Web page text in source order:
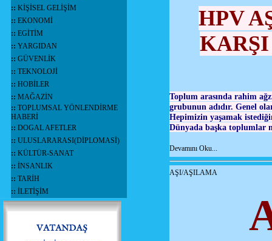
:: KİŞİSEL GELİŞİM
:: EKONOMİ
:: EGİTİM
:: YARGIDAN
:: GÜVENLİK
:: TEKNOLOJİ
:: HOBİLER
:: MAĞAZİN
:: TOPLUMSAL YÖNLENDİRME
HABERİ
:: DOGAL AFETLER
:: ULUSLARARASI(DİPLOMASİ)
:: KÜLTÜR-SANAT
:: İNSANLIK
:: TARİH
:: İLETİŞİM
HPV
Toplum arasında rahim
grubunun adıdır. Genel
Hepimizin yaşamak
Dünyada başka toplumlar
Devamını Oku...
AŞI/AŞILAMA